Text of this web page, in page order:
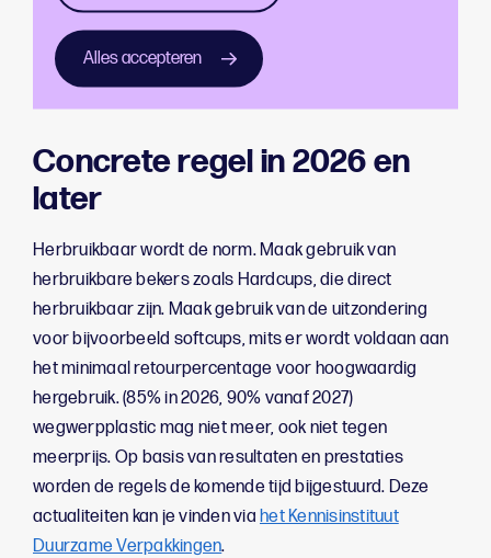
Alles accepteren
bekers of inzamelsystemen kunnen je ook voorzien van
de juiste informatie en mogelijkheden. Ook via onze
website vind je meerdere topics over
Concrete regel in 2026 en
later
Herbruikbaar wordt de norm. Maak gebruik van
herbruikbare bekers zoals Hardcups, die direct
herbruikbaar zijn. Maak gebruik van de uitzondering
voor bijvoorbeeld softcups, mits er wordt voldaan aan
het minimaal retourpercentage voor hoogwaardig
hergebruik. (85% in 2026, 90% vanaf 2027)
wegwerpplastic mag niet meer, ook niet tegen
meerprijs. Op basis van resultaten en prestaties
worden de regels de komende tijd bijgestuurd. Deze
actualiteiten kan je vinden via het Kennisinstituut
Duurzame Verpakkingen.